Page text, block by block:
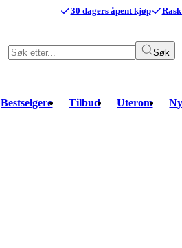
30 dagers åpent kjøp
Søk
Bestselgere Tilbud Uterom